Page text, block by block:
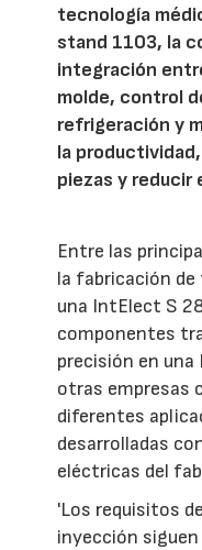
tecnología
stand 1103, la
integración
molde, control
refrigeración y
la
piezas y reducir
Entre las
la fabricación de
una IntElect S
componentes
precisión en una
otras empresas
diferentes
desarrolladas
eléctricas del
'Los requisitos
inyección